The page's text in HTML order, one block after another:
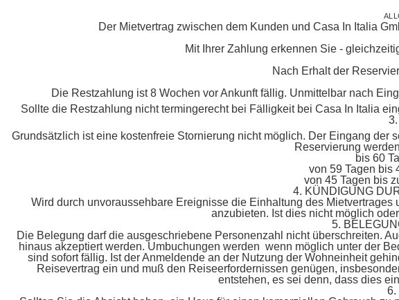
Der Mietvertrag zwischen dem Kunden und Casa In Italia
Mit Ihrer Zahlung erkennen Sie -
Nach Erhalt der
Die Restzahlung ist 8 Wochen vor Ankunft fällig. Unmittelbar nach
Sollte die Restzahlung nicht termingerecht bei Fälligkeit bei Casa In Italia
Grundsätzlich ist eine kostenfreie Stornierung nicht möglich. Der Eingang
Reservierung
bis 60
von 59 Tagen bis
von 45 Tagen bis
4. KÜNDIGUNG
Wird durch unvoraussehbare Ereignisse die Einhaltung des
anzubieten. Ist dies nicht möglich
5.
Die Belegung darf die ausgeschriebene Personenzahl nicht überschreiten.
hinaus akzeptiert werden. Umbuchungen werden wenn möglich unter der
sind sofort fällig. Ist der Anmeldende an der Nutzung der Wohneinheit
Reisevertrag ein und muß den Reiseerfordernissen genügen,
entstehen, es sei denn, dass dies
6.